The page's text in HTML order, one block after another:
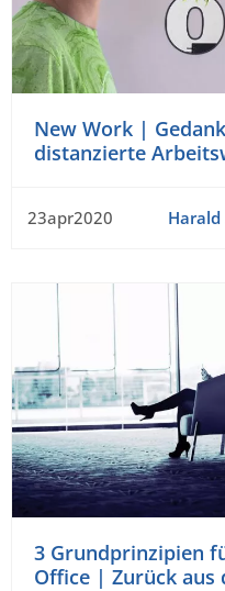
New Work |
distanzierte
23apr2020 Harald
3 Grundprinzipien
Office | Zurück aus